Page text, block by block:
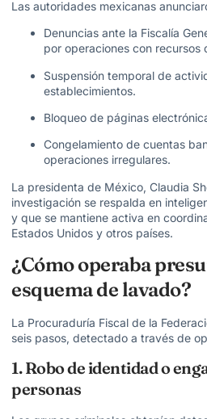
Las autoridades mexicanas
Denuncias ante la Fiscalía
por operaciones con recursos
Suspensión temporal de
establecimientos.
Bloqueo de páginas
Congelamiento de cuentas
operaciones irregulares.
La presidenta de México, Claudia
investigación se respalda en
y que se mantiene activa en
Estados Unidos y otros países.
¿Cómo operaba
esquema de lavado?
La Procuraduría Fiscal de la
seis pasos, detectado a través de
1. Robo de identidad o
personas